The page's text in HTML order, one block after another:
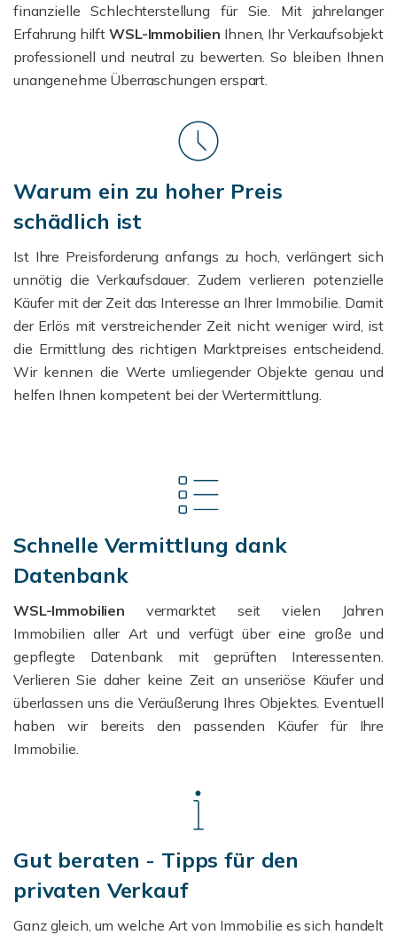
finanzielle Schlechterstellung für Sie. Mit jahrelanger
Erfahrung hilftWSL-Immobilien Ihnen, Ihr Verkaufsobjekt
professionell und neutral zu bewerten. So bleiben Ihnen
unangenehme Überraschungen erspart.
Warum ein zu hoher Preis
schädlich ist
Ist Ihre Preisforderung anfangs zu hoch, verlängert sich
unnötig die Verkaufsdauer. Zudem verlieren potenzielle
Käufer mit der Zeit das Interesse an Ihrer Immobilie. Damit
der Erlös mit verstreichender Zeit nicht weniger wird, ist
die Ermittlung des richtigen Marktpreises entscheidend.
Wir kennen die Werte umliegender Objekte genau und
helfen Ihnen kompetent bei der Wertermittlung.
Schnelle Vermittlung dank
Datenbank
WSL-Immobilien vermarktet seit vielen Jahren
Immobilien aller Art und verfügt über eine große und
gepflegte Datenbank mit geprüften Interessenten.
Verlieren Sie daher keine Zeit an unseriöse Käufer und
überlassen uns die Veräußerung Ihres Objektes. Eventuell
haben wir bereits den passenden Käufer für Ihre
Immobilie.
Gut beraten - Tipps für den
privaten Verkauf
Ganz gleich, um welche Art von Immobilie es sich handelt